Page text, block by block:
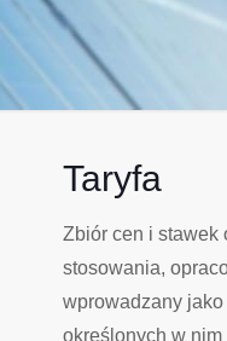
Taryfa
Zbiór cen i stawek
stosowania,
wprowadzany
określonych w